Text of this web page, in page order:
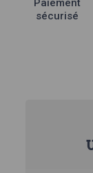
page
Paiement
sécurisé